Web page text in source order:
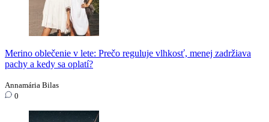
Merino oblečenie v lete: Prečo reguluje vlhkosť, menej zadržiava
pachy a kedy sa oplatí?
Annamária Bilas
0